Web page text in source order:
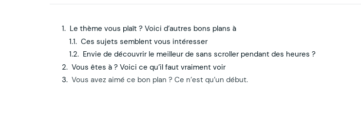
Le thème vous plaît ? Voici d’autres bons plans à
Ces sujets semblent vous intéresser
Envie de découvrir le meilleur de sans scroller pendant des heures ?
Vous êtes à ? Voici ce qu’il faut vraiment voir
Vous avez aimé ce bon plan ? Ce n’est qu’un début.